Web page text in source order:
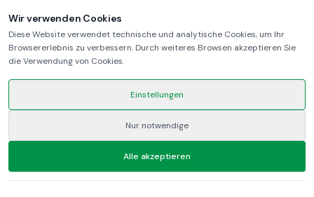
ÜBER
Wir verwenden Cookies
Diese Website verwendet technische und analytische Cookies, um Ihr
Browsererlebnis zu verbessern. Durch weiteres Browsen akzeptieren Sie
die Verwendung von Cookies.
Einstellungen
Nur notwendige
Alle akzeptieren